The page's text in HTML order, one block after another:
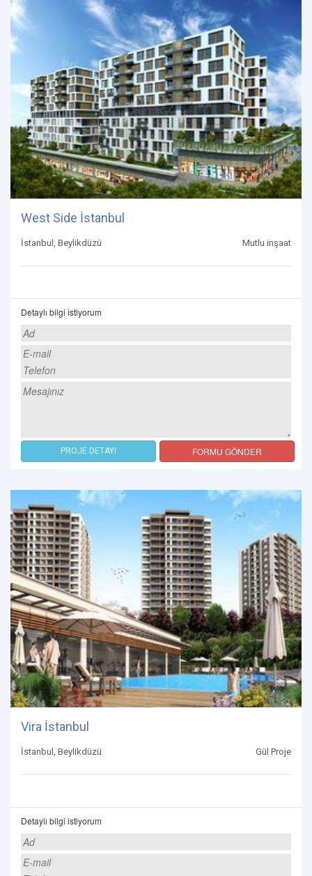
West Side İstanbul
İstanbul, Beylikdüzü Mutlu inşaat
Detaylı bilgi istiyorum
PROJE DETAYI FORMU GÖNDER
Vira İstanbul
İstanbul, Beylikdüzü Gül Proje
Detaylı bilgi istiyorum